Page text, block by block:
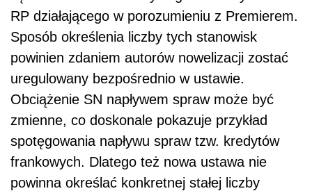
RP działającego w porozumieniu z Premierem.
Sposób określenia liczby tych stanowisk
powinien zdaniem autorów nowelizacji zostać
uregulowany bezpośrednio w ustawie.
Obciążenie SN napływem spraw może być
zmienne, co doskonale pokazuje przykład
spotęgowania napływu spraw tzw. kredytów
frankowych. Dlatego też nowa ustawa nie
powinna określać konkretnej stałej liczby